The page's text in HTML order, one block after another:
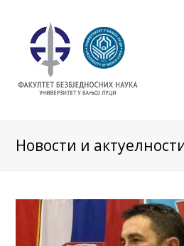
Новости и